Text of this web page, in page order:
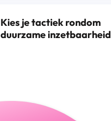
Kies je tactiek rondom
duurzame inzetbaarheid